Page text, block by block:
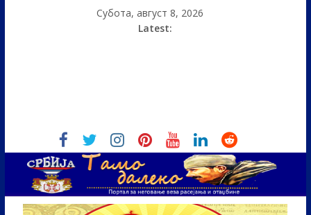
Субота, август 8, 2026
Latest: